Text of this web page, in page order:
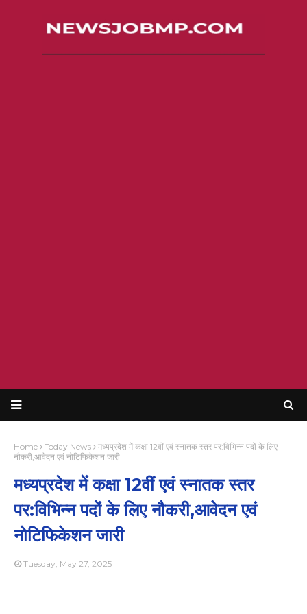
Home Today News
मध्यप्रदेश में कक्षा 12वीं एवं स्नातक स्तर पर:विभिन्न पदों के लिए
नौकरी,आवेदन एवं नोटिफिकेशन जारी
मध्यप्रदेश में कक्षा 12वीं एवं स्नातक स्तर
पर:विभिन्न पदों के लिए नौकरी,आवेदन एवं
नोटिफिकेशन जारी
Tuesday, May 27, 2025